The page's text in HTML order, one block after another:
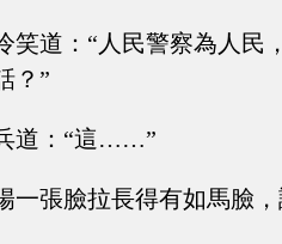
笑道：“人民警察為人民
？”
道：“這……”
一張臉拉長得有如馬臉